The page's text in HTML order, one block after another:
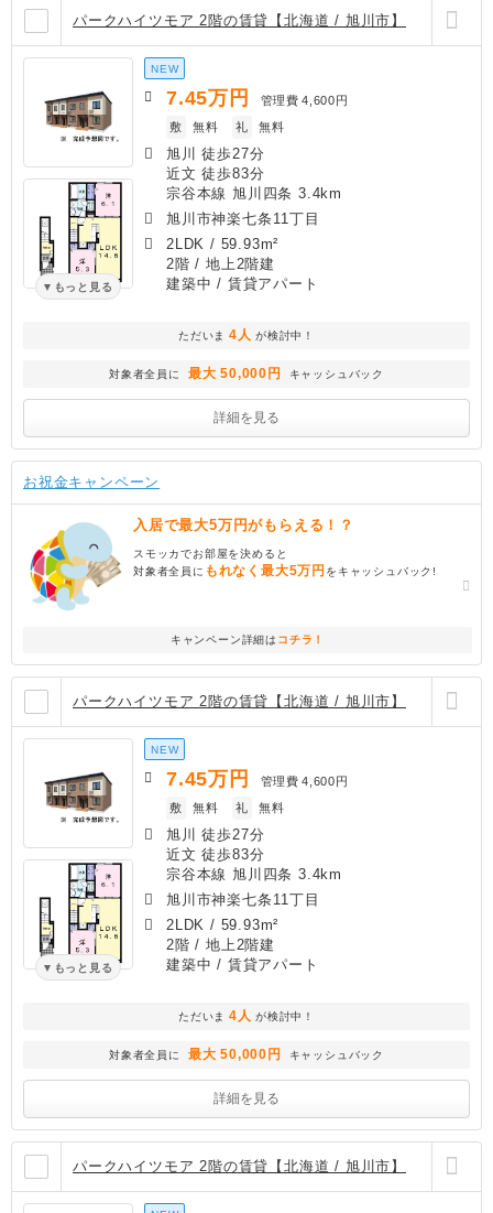
パークハイツモア 2階の賃貸【北海道 / 旭川市】
もっと見る
NEW
7.45万円 管理費 4,600円
敷
無料 礼 無料
旭川 徒歩27分
近文 徒歩83分
宗谷本線 旭川四条 3.4km
旭川市神楽七条11丁目
2LDK / 59.93m²
2階 / 地上2階建
建築中 / 賃貸アパート
ただいま 4人 が検討中！
対象者全員に 最大 50,000円 キャッシュバック
詳細を見る
お祝金キャンペーン
入居で最大5万円がもらえる！？
スモッカでお部屋を決めると
対象者全員に もれなく最大5万円 をキャッシュバック!
キャンペーン詳細は コチラ！
パークハイツモア 2階の賃貸【北海道 / 旭川市】
もっと見る
NEW
7.45万円 管理費 4,600円
敷
無料 礼 無料
旭川 徒歩27分
近文 徒歩83分
宗谷本線 旭川四条 3.4km
旭川市神楽七条11丁目
2LDK / 59.93m²
2階 / 地上2階建
建築中 / 賃貸アパート
ただいま 4人 が検討中！
対象者全員に 最大 50,000円 キャッシュバック
詳細を見る
パークハイツモア 2階の賃貸【北海道 / 旭川市】